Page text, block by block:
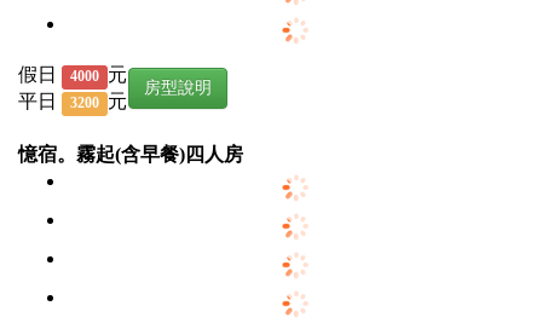
假日 4000 元
平日
3200 元
房型說明
憶宿。霧起(含早餐)四人房